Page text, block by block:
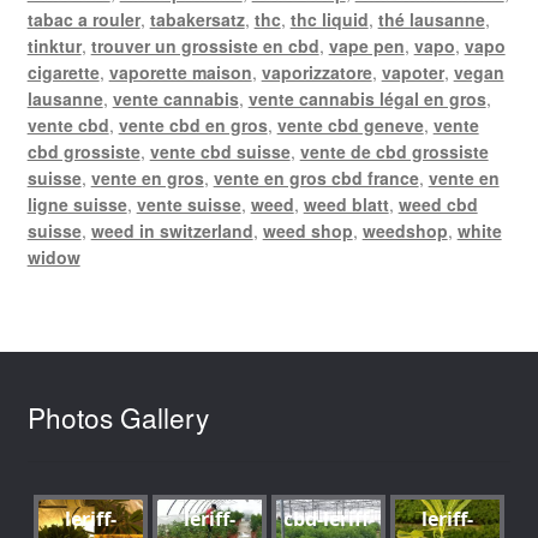
tabac a rouler, tabakersatz, thc, thc liquid, thé lausanne,
tinktur, trouver un grossiste en cbd, vape pen, vapo, vapo
cigarette, vaporette maison, vaporizzatore, vapoter, vegan
lausanne, vente cannabis, vente cannabis légal en gros,
vente cbd, vente cbd en gros, vente cbd geneve, vente
cbd grossiste, vente cbd suisse, vente de cbd grossiste
suisse, vente en gros, vente en gros cbd france, vente en
ligne suisse, vente suisse, weed, weed blatt, weed cbd
suisse, weed in switzerland, weed shop, weedshop, white
widow
Photos Gallery
leriff-
leriff-
cbd-leriff-
leriff-